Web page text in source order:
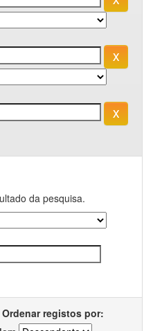
da pesquisa.
Ordenar registos por: